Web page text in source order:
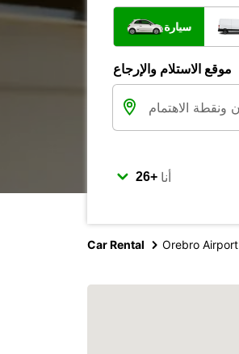
سيارة
موقع الاستلام والإرجاع
أنا
Car Rental Orebro Airport